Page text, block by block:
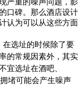
口碑。那么酒店设计
认为可以从这些方面
选址的时候除了要
的常规因素外，其实
宜选址在酒吧、
堵可能会产生噪声